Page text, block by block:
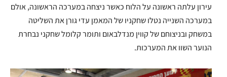
עירון עלתה ראשונה על הלוח כאשר ניצחה במערכה הראשונה, אולם
במערכה השנייה נטלו שחקניו של המאמן עדי גורן את השליטה
במשחק ובניצוחם של קווין מנדלבאום ותומר קלומל שחקני נבחרת
הנוער השוו את המערכות.